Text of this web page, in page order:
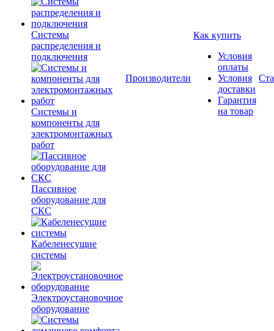
Системы
распределения и
подключения
Системы и
компоненты для
электромонтажных
работ
Пассивное
оборудование для
СКС
Кабеленесущие
системы
Электроустановочное
оборудование
Производители
Как купить
Условия
оплаты
Условия
доставки
Гарантия
на товар